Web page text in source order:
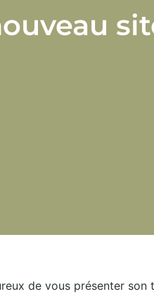
de vous présenter son